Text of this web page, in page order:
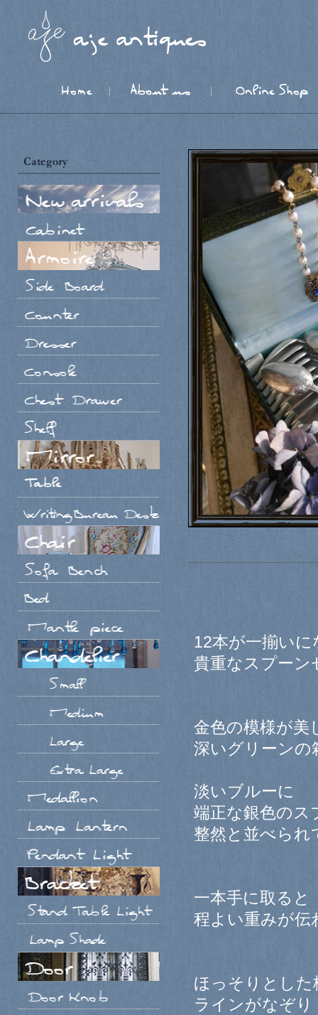
12本が一揃いに
貴重なスプーン
金色の模様が美
深いグリーンの
淡いブルーに
端正な銀色のス
整然と並べられ
一本手に取ると
程よい重みが伝
ほっそりとした
ラインがなぞり